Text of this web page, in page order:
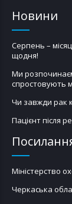
Новини
Серпень –
щодня!
Ми
спростовують
Чи завжди рак
Пацієнт після
Міністерство
Черкаська